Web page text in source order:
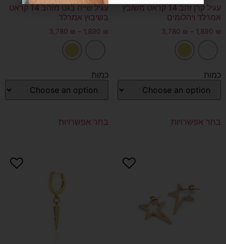
עגיל קרן זהב 14 קראט משובץ
אמרלד ויהלומים
1,890 ₪
–
3,780 ₪
כמות
בחר אפשרויות
עגיל שייה בגט מזהב 14 קראט
בשיבוץ אמרלד
1,890 ₪
–
3,780 ₪
כמות
בחר אפשרויות